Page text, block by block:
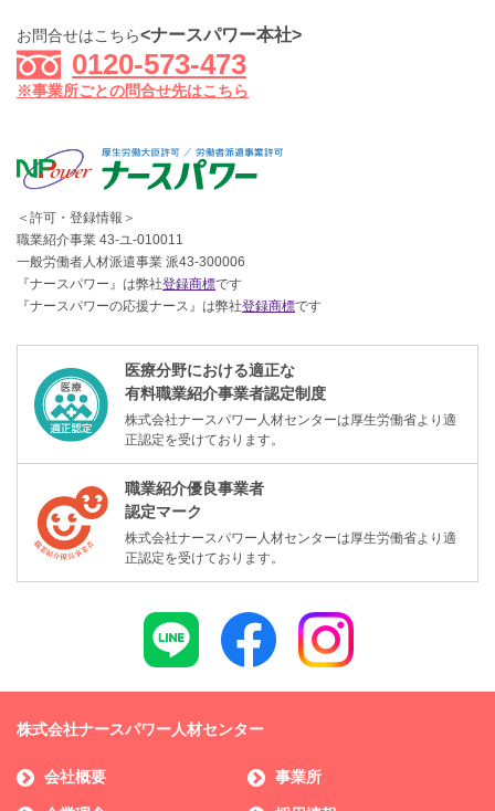
お問合せはこちら<ナースパワー本社>
0120-573-473
※事業所ごとの問合せ先はこちら
＜許可・登録情報＞
職業紹介事業 43-ユ-010011
一般労働者人材派遣事業 派43-300006
『ナースパワー』は弊社登録商標です
『ナースパワーの応援ナース』は弊社登録商標です
医療分野における適正な
有料職業紹介事業者認定制度
株式会社ナースパワー人材センターは厚生労働省より適
正認定を受けております。
職業紹介優良事業者
認定マーク
株式会社ナースパワー人材センターは厚生労働省より適
正認定を受けております。
株式会社ナースパワー人材センター
会社概要 事業所